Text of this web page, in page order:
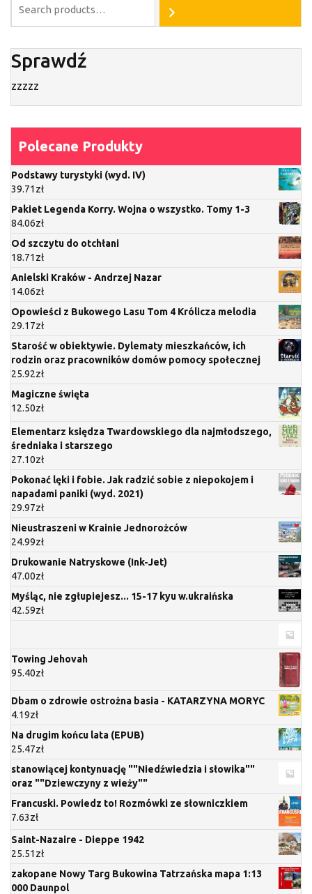
Sprawdź
zzzzz
Polecane Produkty
Podstawy turystyki (wyd. IV)
39.71 zł
Pakiet Legenda Korry. Wojna o wszystko. Tomy 1-3
84.06zł
Od szczytu do otchłani
18.71 zł
Anielski Kraków - Andrzej Nazar
14.06zł
Opowieści z Bukowego Lasu Tom 4 Królicza melodia
29.17zł
Starość w obiektywie. Dylematy mieszkańców, ich
rodzin oraz pracowników domów pomocy społecznej
25.92zł
Magiczne święta
12.50zł
Elementarz księdza Twardowskiego dla najmłodszego,
średniaka i starszego
27.10zł
Pokonać lęki i fobie. Jak radzić sobie z niepokojem i
napadami paniki (wyd. 2021)
29.97zł
Nieustraszeni w Krainie Jednorożców
24.99zł
Drukowanie Natryskowe (Ink-Jet)
47.00zł
Myśląc, nie zgłupiejesz... 15-17 kyu w.ukraińska
42.59zł
Towing Jehovah
95.40zł
Dbam o zdrowie ostrożna basia - KATARZYNA MORYC
4.19zł
Na drugim końcu lata (EPUB)
25.47zł
stanowiącej kontynuację ""Niedźwiedzia i słowika""
oraz ""Dziewczyny z wieży""
Francuski. Powiedz to! Rozmówki ze słowniczkiem
7.63zł
Saint-Nazaire - Dieppe 1942
25.51 zł
zakopane Nowy Targ Bukowina Tatrzańska mapa 1:13
000 Daunpol